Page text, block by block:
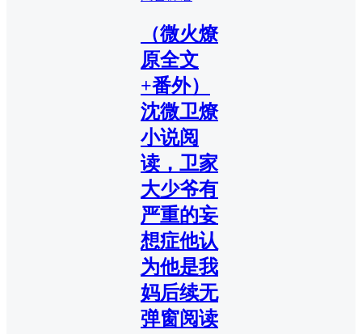
（微火燎
原全文
+番外）
沈微卫燎
小说阅
读，卫家
大少爷有
严重的妄
想症他认
为他是我
妈后续无
弹窗阅读